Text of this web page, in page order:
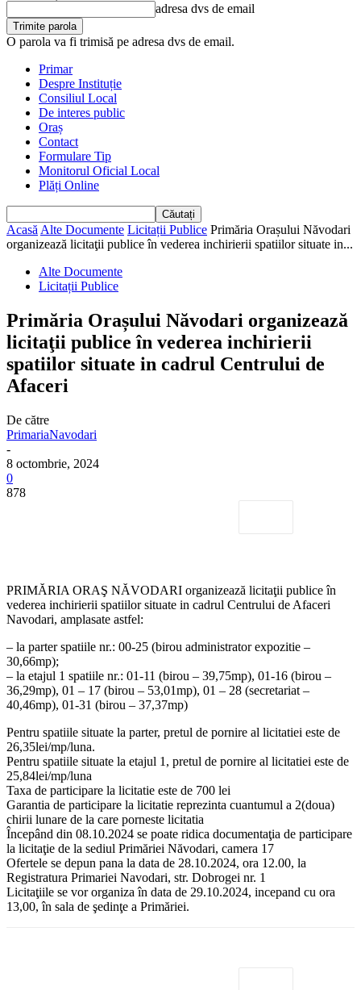
adresa dvs de email
O parola va fi trimisă pe adresa dvs de email.
Primar
Despre Instituție
Consiliul Local
De interes public
Oraș
Contact
Formulare Tip
Monitorul Oficial Local
Plăți Online
Acasă Alte Documente Licitații Publice Primăria Orașului Năvodari
organizează licitaţii publice în vederea inchirierii spatiilor situate in...
Alte Documente
Licitații Publice
Primăria Orașului Năvodari organizează
licitaţii publice în vederea inchirierii
spatiilor situate in cadrul Centrului de
Afaceri
De către
PrimariaNavodari
-
8 octombrie, 2024
0
878
PRIMĂRIA ORAŞ NĂVODARI organizează licitaţii publice în
vederea inchirierii spatiilor situate in cadrul Centrului de Afaceri
Navodari, amplasate astfel:
– la parter spatiile nr.: 00-25 (birou administrator expozitie –
30,66mp);
– la etajul 1 spatiile nr.: 01-11 (birou – 39,75mp), 01-16 (birou –
36,29mp), 01 – 17 (birou – 53,01mp), 01 – 28 (secretariat –
40,46mp), 01-31 (birou – 37,37mp)
Pentru spatiile situate la parter, pretul de pornire al licitatiei este de
26,35lei/mp/luna.
Pentru spatiile situate la etajul 1, pretul de pornire al licitatiei este de
25,84lei/mp/luna
Taxa de participare la licitatie este de 700 lei
Garantia de participare la licitatie reprezinta cuantumul a 2(doua)
chirii lunare de la care porneste licitatia
Începând din 08.10.2024 se poate ridica documentaţia de participare
la licitaţie de la sediul Primăriei Năvodari, camera 17
Ofertele se depun pana la data de 28.10.2024, ora 12.00, la
Registratura Primariei Navodari, str. Dobrogei nr. 1
Licitaţiile se vor organiza în data de 29.10.2024, incepand cu ora
13,00, în sala de şedinţe a Primăriei.